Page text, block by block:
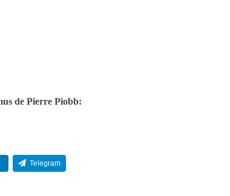
de Pierre Piobb:
Telegram